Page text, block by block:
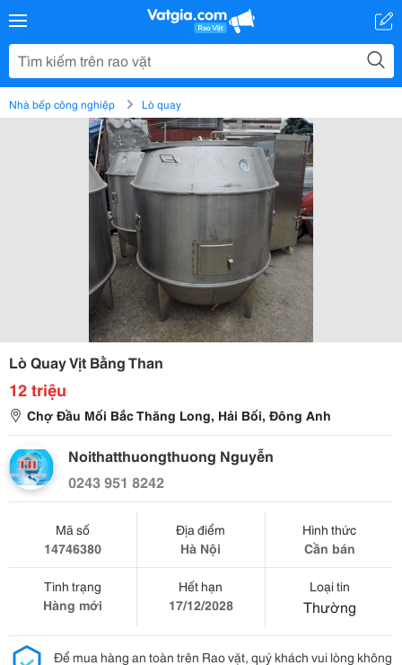
Nhà bếp công nghiệp Lò quay
Lò Quay Vịt Bằng Than
12 triệu
Chợ Đầu Mối Bắc Thăng Long, Hải Bối, Đông Anh
Noithatthuongthuong Nguyễn
0243 951 8242
Mã số
14746380
Địa điểm
Hà Nội
Hình thức
Cần bán
Tình trạng
Hàng mới
Hết hạn
17/12/2028
Loại tin
Thường
Để mua hàng an toàn trên Rao vặt, quý khách vui lòng không